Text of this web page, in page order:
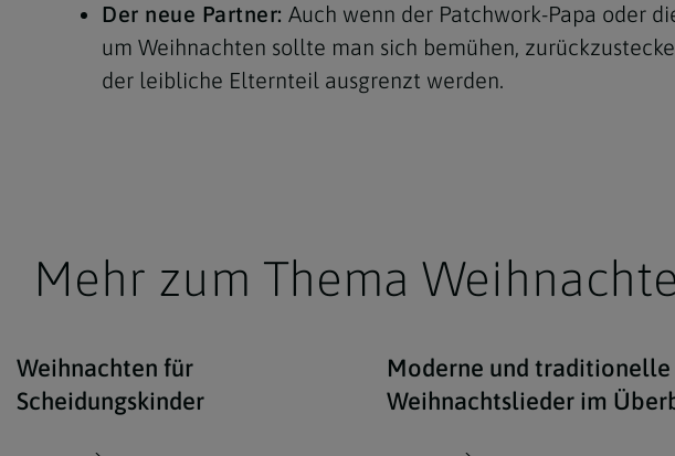
Der neue Partner: Auch wenn der Patchwork-Papa oder
um Weihnachten sollte man sich bemühen,
der leibliche Elternteil ausgrenzt werden.
Mehr zum Thema
Weihnachten für
Scheidungskinder
Moderne und traditionelle
Weihnachtslieder im